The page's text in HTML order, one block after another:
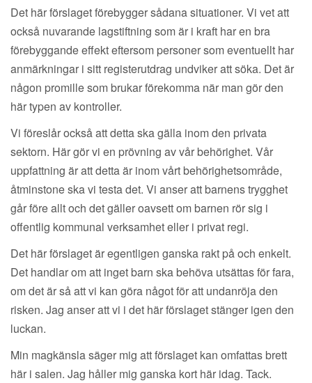
Det här förslaget förebygger sådana situationer. Vi vet att
också nuvarande lagstiftning som är i kraft har en bra
förebyggande effekt eftersom personer som eventuellt har
anmärkningar i sitt registerutdrag undviker att söka. Det är
någon promille som brukar förekomma när man gör den
här typen av kontroller.
Vi föreslår också att detta ska gälla inom den privata
sektorn. Här gör vi en prövning av vår behörighet. Vår
uppfattning är att detta är inom vårt behörighetsområde,
åtminstone ska vi testa det. Vi anser att barnens trygghet
går före allt och det gäller oavsett om barnen rör sig i
offentlig kommunal verksamhet eller i privat regi.
Det här förslaget är egentligen ganska rakt på och enkelt.
Det handlar om att inget barn ska behöva utsättas för fara,
om det är så att vi kan göra något för att undanröja den
risken. Jag anser att vi i det här förslaget stänger igen den
luckan.
Min magkänsla säger mig att förslaget kan omfattas brett
här i salen. Jag håller mig ganska kort här idag. Tack.